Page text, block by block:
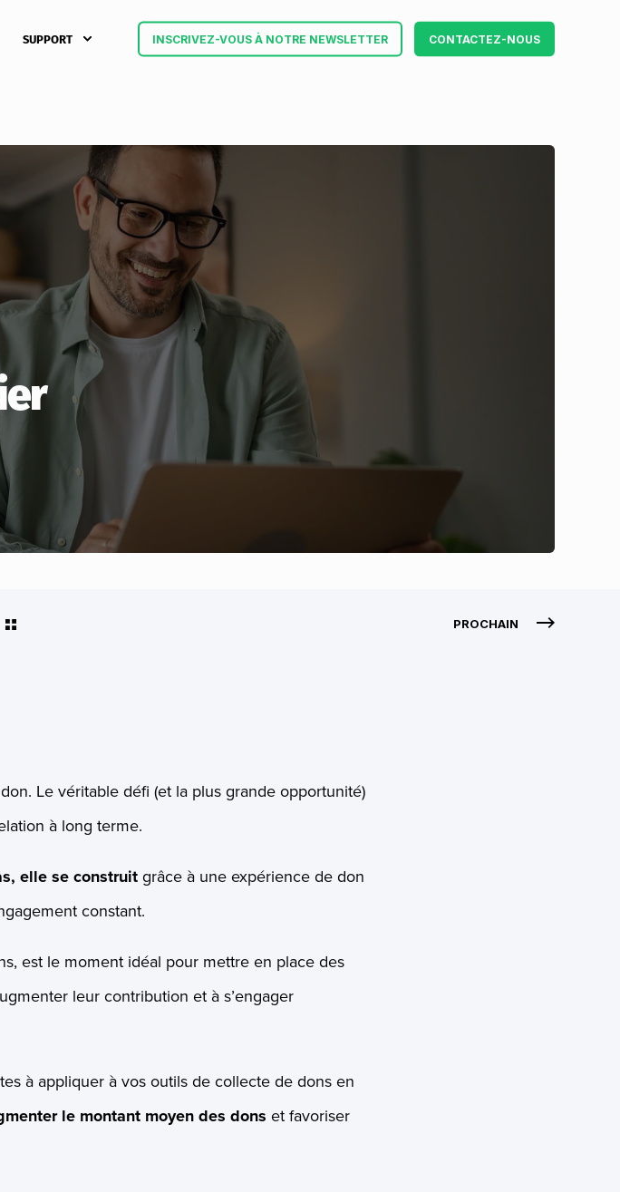
SUPPORT INSCRIVEZ-VOUS À NOTRE NEWSLETTER CONTACTEZ-NOUS
PROCHAIN
Le véritable défi (et la plus grande opportunité)
à long terme.
elle se construitgrâce à une expérience de don
constant.
est le moment idéal pour mettre en place des
leur contribution et à s’engager
à appliquer à vos outils de collecte de dons en
le montant moyen des dons et favoriser